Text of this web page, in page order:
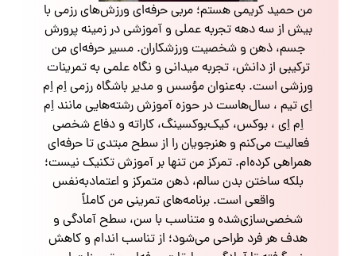
من حمید کریمی هستم؛ مربی حرفه‌ای ورزش‌های رزمی با
بیش از سه دهه تجربه عملی و آموزشی در زمینه پرورش
جسم، ذهن و شخصیت ورزشکاران. مسیر حرفه‌ای من
ترکیبی از دانش، تجربه میدانی و نگاه علمی به تمرینات
ورزشی است. به‌عنوان مؤسس و مدیر باشگاه رزمی اِم اِم
اِی تیم ، سال‌هاست در حوزه آموزش رشته‌هایی مانند اِم
اِم اِی ، بوکس، کیک‌بوکسینگ، کاراته و دفاع شخصی
فعالیت می‌کنم و هنرجویان را از سطح مبتدی تا حرفه‌ای
همراهی کرده‌ام. تمرکز من تنها بر آموزش تکنیک نیست؛
بلکه ساختن بدن سالم، ذهن متمرکز و اعتمادبه‌نفس
واقعی است. برنامه‌های تمرینی من کاملاً
شخصی‌سازی‌شده و متناسب با سن، سطح آمادگی و
هدف هر فرد طراحی می‌شود؛ از تناسب اندام و کاهش